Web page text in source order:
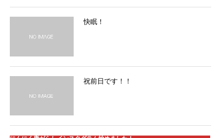
快眠！
祝前日です！！